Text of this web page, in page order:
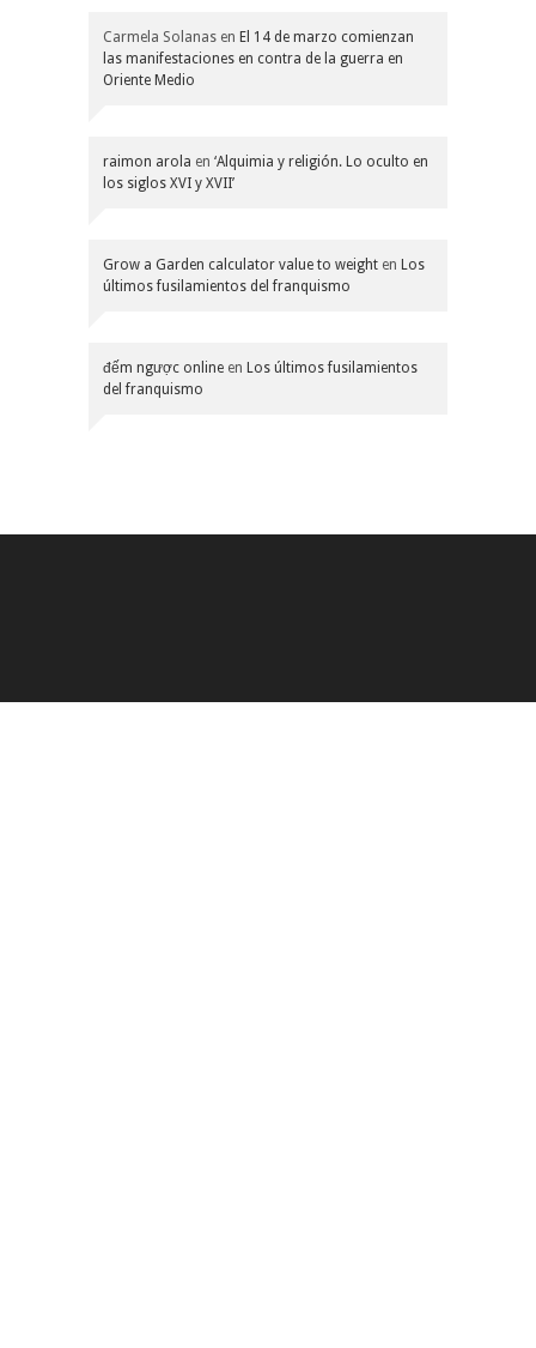
Carmela Solanas en El 14 de marzo comienzan
las manifestaciones en contra de la guerra en
Oriente Medio
raimon arola en ‘Alquimia y religión. Lo oculto en
los siglos XVI y XVII’
Grow a Garden calculator value to weight en Los
últimos fusilamientos del franquismo
đếm ngược online en Los últimos fusilamientos
del franquismo